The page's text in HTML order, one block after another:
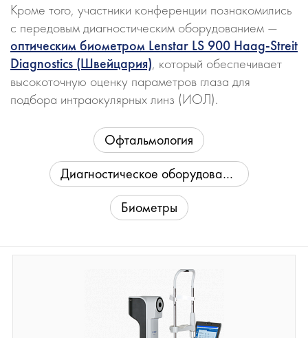
Кроме того, участники конференции познакомились
с передовым диагностическим оборудованием —
оптическим биометром Lenstar LS 900 Haag-Streit
Diagnostics (Швейцария), который обеспечивает
высокоточную оценку параметров глаза для
подбора интраокулярных линз (ИОЛ).
Офтальмология
Диагностическое оборудование для офтальмологии
Биометры